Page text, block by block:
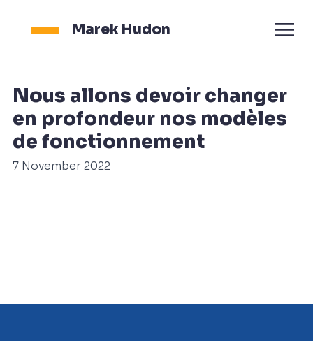
Marek Hudon
Nous allons devoir changer
en profondeur nos modèles
de fonctionnement
7 November 2022